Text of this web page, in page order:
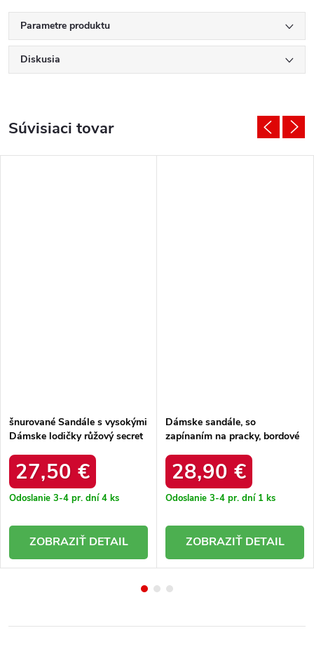
Parametre produktu
Diskusia
Súvisiaci tovar
šnurované Sandále s vysokými
Dámske lodičky růžový secret
27,50 €
Odoslanie 3-4 pr. dní4 ks
DETAIL
Dámske sandále, so
zapínaním na pracky, bordové
WINE
28,90 €
Odoslanie 3-4 pr. dní 1 ks
DETAIL